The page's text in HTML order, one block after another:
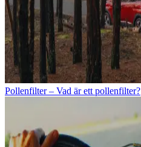
Pollenfilter – Vad är ett pollenfilter?